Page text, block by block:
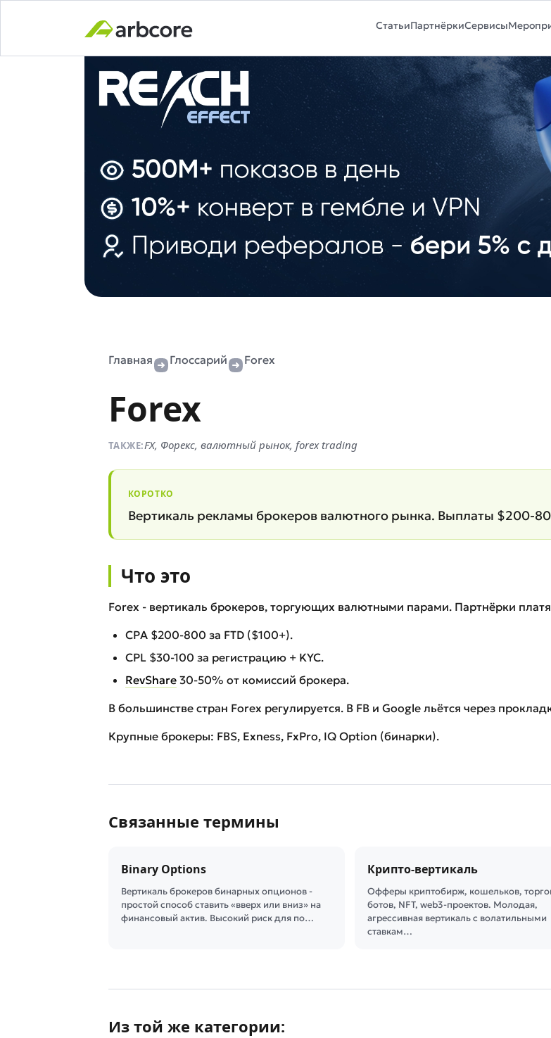
СтатьиПартнёркиСервисы
Главная Глоссарий Forex
Forex
ТАКЖЕ:FX, Форекс, валютный рынок, forex trading
КОРОТКО
Вертикаль рекламы брокеров валютного рынка. Выплаты $200-
Что это
Forex - вертикаль брокеров, торгующих валютными парами. Партнёрки
CPA $200-800 за FTD ($100+).
CPL $30-100 за регистрацию + KYC.
RevShare30-50% от комиссий брокера.
В большинстве стран Forex регулируется. В FB и Google льётся через
Крупные брокеры: FBS, Exness, FxPro, IQ Option (бинарки).
Связанные термины
Binary Options
Вертикаль брокеров бинарных опционов -
простой способ ставить «вверх или вниз» на
финансовый актив. Высокий риск для по…
Крипто-вертикаль
Офферы криптобирж, кошельков,
ботов, NFT, web3-проектов. Молодая,
агрессивная вертикаль с волатильными
ставкам…
Из той же категории: